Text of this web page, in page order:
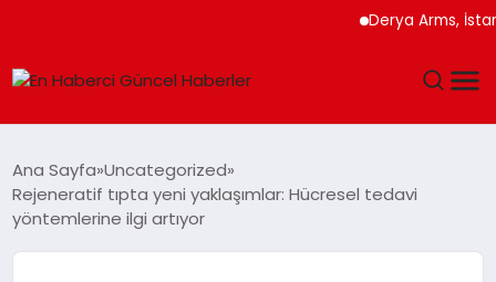
Derya Arms,
SPOR
Ana Sayfa Uncategorized
Rejeneratif tıpta yeni yaklaşımlar: Hücresel tedavi
yöntemlerine ilgi artıyor